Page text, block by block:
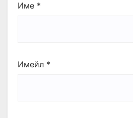
Име *
Имейл *